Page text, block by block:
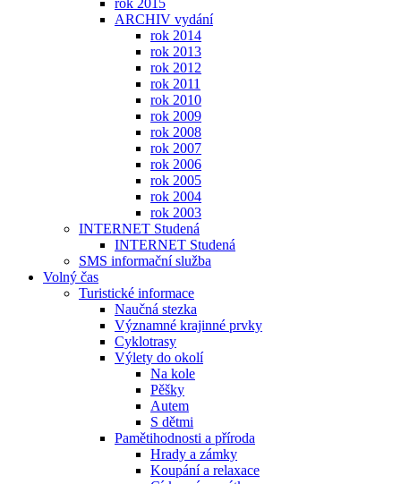
rok 2015
ARCHIV vydání
rok 2014
rok 2013
rok 2012
rok 2011
rok 2010
rok 2009
rok 2008
rok 2007
rok 2006
rok 2005
rok 2004
rok 2003
INTERNET Studená
INTERNET Studená
SMS informační služba
Volný čas
Turistické informace
Naučná stezka
Významné krajinné prvky
Cyklotrasy
Výlety do okolí
Na kole
Pěšky
Autem
S dětmi
Pamětihodnosti a příroda
Hrady a zámky
Koupání a relaxace